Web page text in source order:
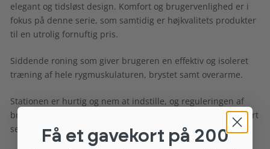
elegant og tidsløst design. Komfort og brugervenlighed er i
fokus på denne serie, som samtidig er højkvalitets produkter
til en utrolig fornuftig pris.
Siddende roning som giver brugeren en effektiv og isoleret
træning af hele rygmuskulaturen, brystet samt overarme.
Stationen er hurtig og nem at indstille, og reguleringen af
bryst-puden samt sædet gør, at maskinen kan bruges af stort
set alle brugere uden problemer.
Få et gavekort på 200